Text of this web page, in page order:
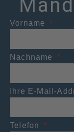
Vorname
Nachname
Ihre E-Mail-
Telefon